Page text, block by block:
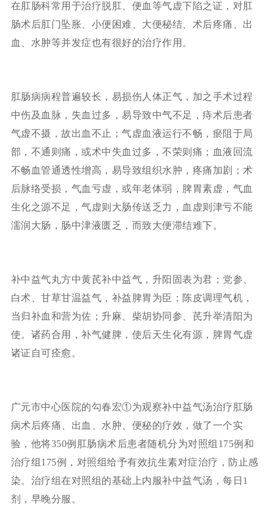
在肛肠科常用于治疗脱肛、便血等气虚下陷之证，对肛
肠术后肛门坠胀、小便困难、大便秘结、术后疼痛、出
血、水肿等并发症也有很好的治疗作用。
肛肠病病程普遍较长，易损伤人体正气，加之手术过程
中伤及血脉，失血过多，易导致中气不足，痔术后患者
气虚不摄，故出血不止；气虚血液运行不畅，瘀阻于局
部，不通则痛，或术中失血过多，不荣则痛；血液回流
不畅血管通透性增高，易导致组织水肿，疼痛加剧；术
后脉络受损，气血亏虚，或年老体弱，脾胃素虚，气血
生化之源不足，气虚则大肠传送乏力，血虚则津亏不能
濡润大肠，肠中津液匮乏，而致大便滞结难下。
补中益气丸方中黄芪补中益气，升阳固表为君；党参、
白术、甘草甘温益气，补益脾胃为臣；陈皮调理气机，
当归补血和营为佐；升麻、柴胡协同参、芪升举清阳为
使。诸药合用，补气健脾，使后天生化有源，脾胃气虚
诸证自可痊愈。
广元市中心医院的勾春宏①为观察补中益气汤治疗肛肠
病术后疼痛、出血、水肿、便秘的疗效，做了一个实
验，他将350例肛肠病术后患者随机分为对照组175例和
治疗组175例，对照组给予有效抗生素对症治疗，防止感
染。治疗组在对照组的基础上内服补中益气汤，每日1
剂，早晚分服。